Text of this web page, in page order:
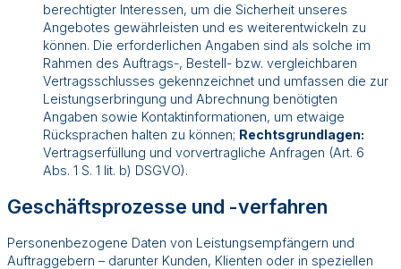
berechtigter Interessen, um die Sicherheit unseres
Angebotes gewährleisten und es weiterentwickeln zu
können. Die erforderlichen Angaben sind als solche im
Rahmen des Auftrags-, Bestell- bzw. vergleichbaren
Vertragsschlusses gekennzeichnet und umfassen die zur
Leistungserbringung und Abrechnung benötigten
Angaben sowie Kontaktinformationen, um etwaige
Rücksprachen halten zu können; Rechtsgrundlagen:
Vertragserfüllung und vorvertragliche Anfragen (Art. 6
Abs. 1 S. 1 lit. b) DSGVO).
Geschäftsprozesse und -verfahren
Personenbezogene Daten von Leistungsempfängern und
Auftraggebern – darunter Kunden, Klienten oder in speziellen